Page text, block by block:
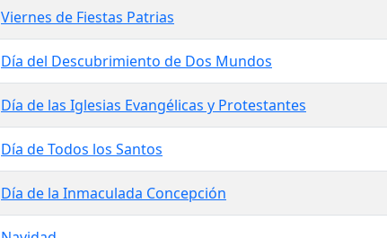
Viernes de Fiestas Patrias
Día del Descubrimiento de Dos Mundos
Día de las Iglesias Evangélicas y Protestantes
Día de Todos los Santos
Día de la Inmaculada Concepción